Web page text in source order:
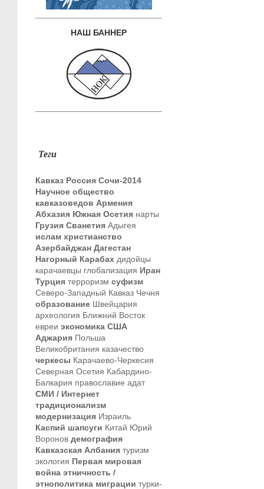
НАШ БАННЕР
Теги
Кавказ Россия Сочи-2014
Научное общество
кавказоведов Армения
Абхазия Южная Осетия нарты
Грузия Сванетия Адыгея
ислам христианство
Азербайджан Дагестан
Нагорный Карабах дидойцы
карачаевцы глобализация Иран
Турция терроризм суфизм
Северо-Западный Кавказ Чечня
образование Швейцария
археология Ближний Восток
евреи экономика США
Аджария Польша
Великобритания казачество
черкесы Карачаево-Черкесия
Северная Осетия Кабардино-
Балкария православие адат
СМИ / Интернет
традиционализм
модернизация Израиль
Каспий шапсуги Китай Юрий
Воронов демография
Кавказская Албания туризм
экология Первая мировая
война этничность /
этнополитика миграции турки-